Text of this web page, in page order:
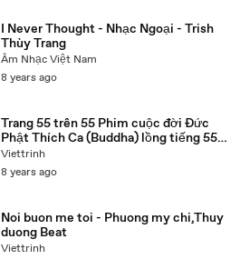
I Never Thought - Nhạc Ngoại - Trish
Thùy Trang
Âm Nhạc Việt Nam
8 years ago
Trang 55 trên 55 Phim cuộc đời Đức
Phật Thích Ca (Buddha) lồng tiếng 55
tập trọn bộ
Viettrinh
8 years ago
Noi buon me toi - Phuong my chi,Thuy
duong Beat
Viettrinh